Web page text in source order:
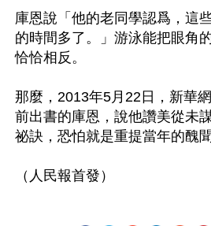
庫恩說「他的老同學認爲，這
的時間多了。」游泳能把眼角
恰恰相反。
那麼，2013年5月22日，新華
前出書的庫恩，說他讚美從未
祕訣，恐怕就是重提當年的醜